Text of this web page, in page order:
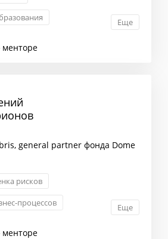
Еще
менторе
general partner фонда Dome
рисков
процессов
Еще
менторе